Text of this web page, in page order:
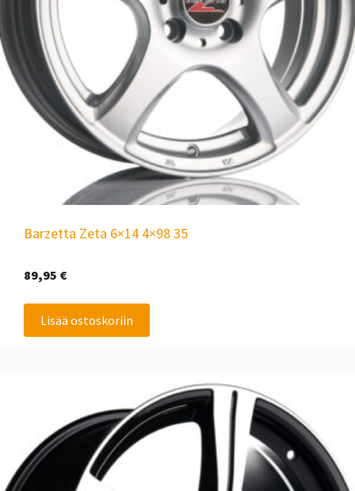
Barzetta Zeta 6×14 4×98 35
89,95 €
Lisää ostoskoriin